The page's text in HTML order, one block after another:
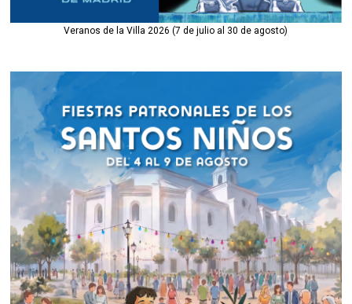
Veranos de la Villa 2026 (7 de julio al 30 de agosto)